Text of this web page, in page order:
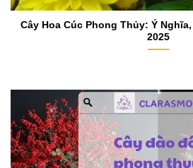
Cây Hoa Cúc Phong Thủy: Ý
2025